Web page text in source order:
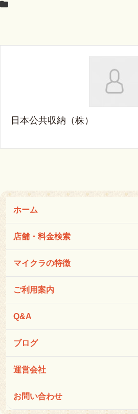
日本公共収納（株）
ホーム
店舗・料金検索
マイクラの特徴
ご利用案内
Q&A
ブログ
運営会社
お問い合わせ